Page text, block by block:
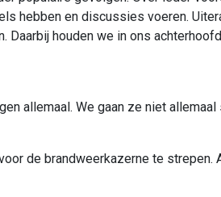
hebben en discussies voeren.
houden we in ons
allemaal. We gaan ze niet
de brandweerkazerne te strepen.